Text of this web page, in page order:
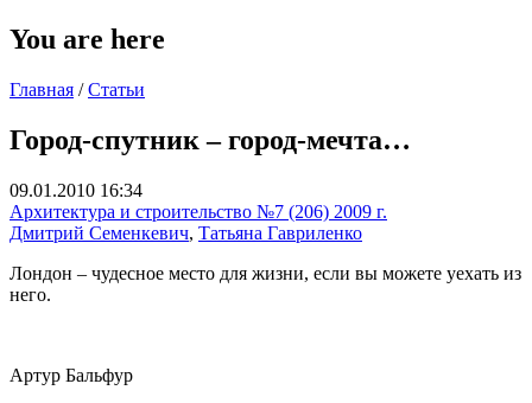
You are here
Главная / Статьи
Город-спутник – город-мечта…
09.01.2010 16:34
Архитектура и строительство №7 (206) 2009 г.
Дмитрий Семенкевич, Татьяна Гавриленко
Лондон – чудесное место для жизни, если вы можете уехать из
него.
Артур Бальфур